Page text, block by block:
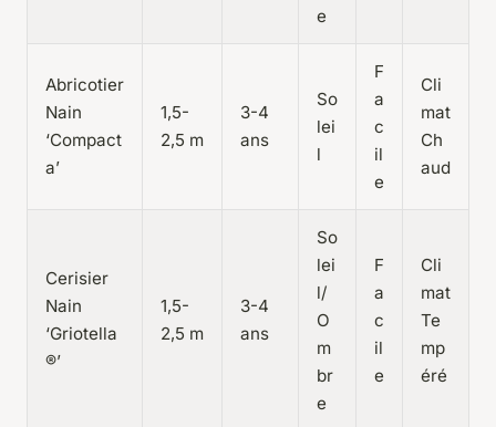
e
Abricotier
Nain
‘Compact
a’
1,5-
2,5 m
3-4
ans
So
lei
l
F
a
c
il
e
Cli
mat
Ch
aud
Cerisier
Nain
‘Griotella
®’
1,5-
2,5 m
3-4
ans
So
lei
l/
O
m
br
e
F
a
c
il
e
Cli
mat
Te
mp
éré